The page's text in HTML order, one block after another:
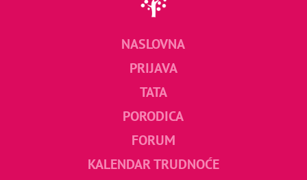
NASLOVNA
PRIJAVA
TATA
PORODICA
FORUM
KALENDAR TRUDNOĆE